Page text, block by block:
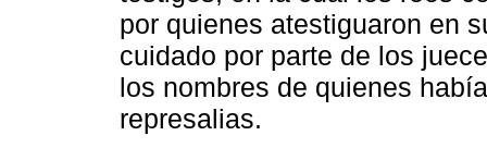
por quienes atestiguaron en
cuidado por parte de los
los nombres de quienes
represalias.